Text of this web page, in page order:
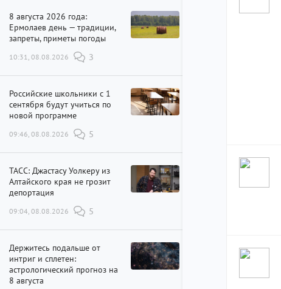
8 августа 2026 года:
Ермолаев день — традиции,
запреты, приметы погоды
10:31, 08.08.2026 3
Российские школьники с 1
сентября будут учиться по
новой программе
09:46, 08.08.2026 5
ТАСС: Джастасу Уолкеру из
Алтайского края не грозит
депортация
09:04, 08.08.2026 5
Держитесь подальше от
интриг и сплетен:
астрологический прогноз на
8 августа